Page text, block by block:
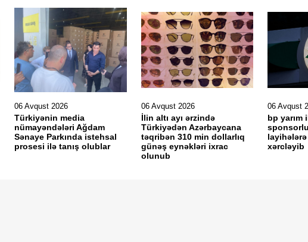
06 Avqust 2026
Türkiyənin media
nümayəndələri Ağdam
Sənaye Parkında istehsal
prosesi ilə tanış olublar
06 Avqust 2026
İlin altı ayı ərzində
Türkiyədən Azərbaycana
təqribən 310 min dollarlıq
günəş eynəkləri ixrac
olunub
06 Avqust
bp yarım
xərcləyib